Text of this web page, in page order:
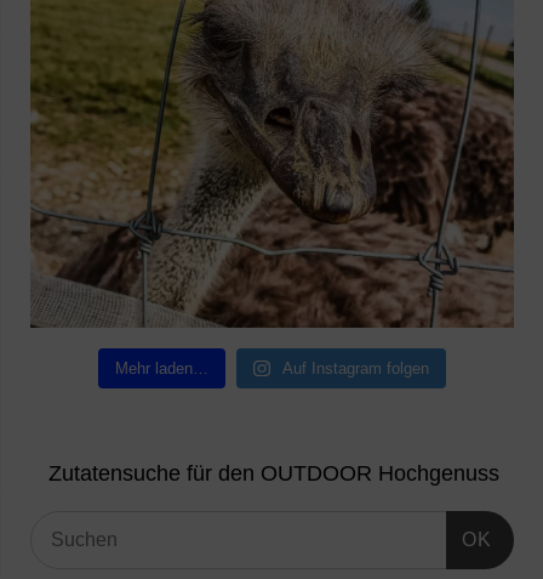
Mehr laden… Auf Instagram folgen
Zutatensuche für den OUTDOOR Hochgenuss
OK